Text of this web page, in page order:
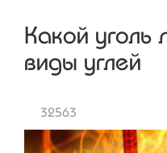
Какой уголь
виды углей
32563